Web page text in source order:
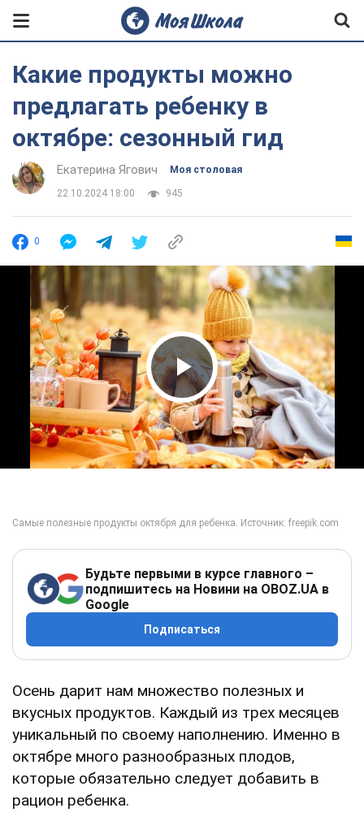
Какие продукты можно
предлагать ребенку в
октябре: сезонный гид
Екатерина Ягович Моя столовая
22.10.2024 18:00 945
0
Play Video
Будьте первыми в курсе главного –
подпишитесь на Новини на OBOZ.UA в
Google
Подписаться
Осень дарит нам множество полезных и
вкусных продуктов. Каждый из трех месяцев
уникальный по своему наполнению. Именно в
октябре много разнообразных плодов,
которые обязательно следует добавить в
рацион ребенка.